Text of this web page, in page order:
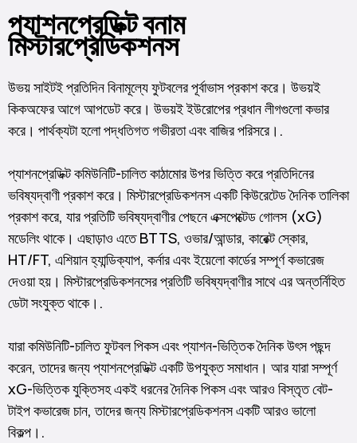
প্যাশনপ্রেডিক্ট বনাম
মিস্টারপ্রেডিকশনস
উভয় সাইটই প্রতিদিন বিনামূল্যে ফুটবলের পূর্বাভাস প্রকাশ করে। উভয়ই
কিকঅফের আগে আপডেট করে। উভয়ই ইউরোপের প্রধান লীগগুলো কভার
করে। পার্থক্যটা হলো পদ্ধতিগত গভীরতা এবং বাজির পরিসরে।.
প্যাশনপ্রেডিক্ট কমিউনিটি-চালিত কাঠামোর উপর ভিত্তি করে প্রতিদিনের
ভবিষ্যদ্বাণী প্রকাশ করে। মিস্টারপ্রেডিকশনস একটি কিউরেটেড দৈনিক তালিকা
প্রকাশ করে, যার প্রতিটি ভবিষ্যদ্বাণীর পেছনে এক্সপেক্টেড গোলস (xG)
মডেলিং থাকে। এছাড়াও এতে BTTS, ওভার/আন্ডার, কারেক্ট স্কোর,
HT/FT, এশিয়ান হ্যান্ডিক্যাপ, কর্নার এবং ইয়েলো কার্ডের সম্পূর্ণ কভারেজ
দেওয়া হয়। মিস্টারপ্রেডিকশনসের প্রতিটি ভবিষ্যদ্বাণীর সাথে এর অন্তর্নিহিত
ডেটা সংযুক্ত থাকে।.
যারা কমিউনিটি-চালিত ফুটবল পিকস এবং প্যাশন-ভিত্তিক দৈনিক উৎস পছন্দ
করেন, তাদের জন্য প্যাশনপ্রেডিক্ট একটি উপযুক্ত সমাধান। আর যারা সম্পূর্ণ
xG-ভিত্তিক যুক্তিসহ একই ধরনের দৈনিক পিকস এবং আরও বিস্তৃত বেট-
টাইপ কভারেজ চান, তাদের জন্য মিস্টারপ্রেডিকশনস একটি আরও ভালো
বিকল্প।.